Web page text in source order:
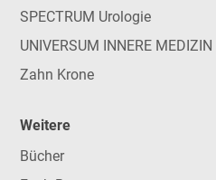
SPECTRUM Urologie
UNIVERSUM INNERE MEDIZIN
Zahn Krone
Weitere
Bücher